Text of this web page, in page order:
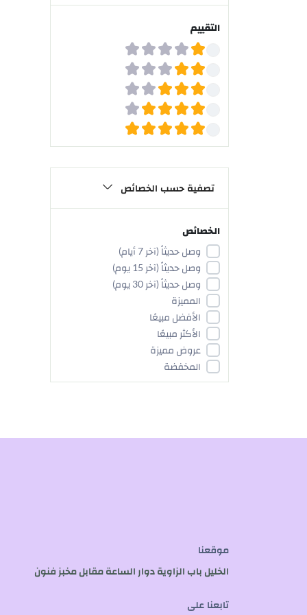
توزيعات مشكلة
التقييم
تصفية حسب الخصائص
الخصائص
وصل حديثاً (آخر 7 أيام)
وصل حديثاً (آخر 15 يوم)
وصل حديثاً (آخر 30 يوم)
المميزة
الأفضل مبيعًا
الأكثر مبيعًا
عروض مميزة
المخفضة
موقعنا
الخليل باب الزاوية دوار الساعة مقابل مخبز فنون
تابعنا على